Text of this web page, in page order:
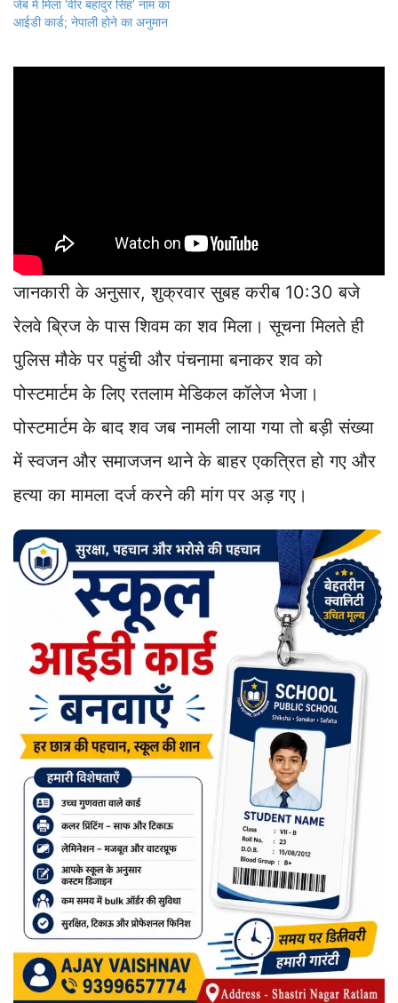
जेब में मिला ‘वीर बहादुर सिंह’ नाम का
आईडी कार्ड; नेपाली होने का अनुमान
जानकारी के अनुसार, शुक्रवार सुबह करीब 10:30 बजे
रेलवे ब्रिज के पास शिवम का शव मिला। सूचना मिलते ही
पुलिस मौके पर पहुंची और पंचनामा बनाकर शव को
पोस्टमार्टम के लिए रतलाम मेडिकल कॉलेज भेजा।
पोस्टमार्टम के बाद शव जब नामली लाया गया तो बड़ी संख्या
में स्वजन और समाजजन थाने के बाहर एकत्रित हो गए और
हत्या का मामला दर्ज करने की मांग पर अड़ गए।